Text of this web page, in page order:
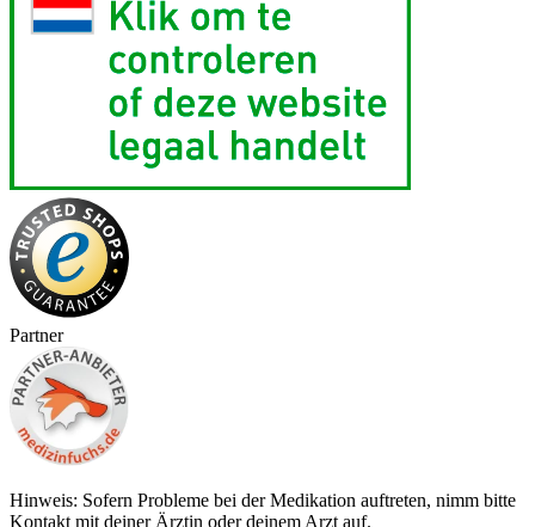
Partner
Hinweis: Sofern Probleme bei der Medikation auftreten, nimm bitte
Kontakt mit deiner Ärztin oder deinem Arzt auf.